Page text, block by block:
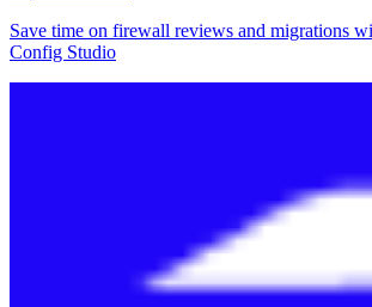
Save time on firewall reviews and migrations
Config Studio